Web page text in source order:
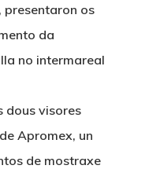
presentaron os
da
no intermareal
dous visores
Apromex, un
de mostraxe